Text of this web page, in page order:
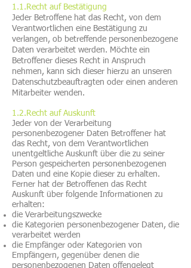
1.1.Recht auf Bestätigung
Jeder Betroffene hat das Recht, von dem
Verantwortlichen eine Bestätigung zu
verlangen, ob betreffende personenbezogene
Daten verarbeitet werden. Möchte ein
Betroffener dieses Recht in Anspruch
nehmen, kann sich dieser hierzu an unseren
Datenschutzbeauftragten oder einen anderen
Mitarbeiter wenden.
1.2.Recht auf Auskunft
Jeder von der Verarbeitung
personenbezogener Daten Betroffener hat
das Recht, von dem Verantwortlichen
unentgeltliche Auskunft über die zu seiner
Person gespeicherten personenbezogenen
Daten und eine Kopie dieser zu erhalten.
Ferner hat der Betroffenen das Recht
Auskunft über folgende Informationen zu
erhalten:
die Verarbeitungszwecke
die Kategorien personenbezogener Daten, die
verarbeitet werden
die Empfänger oder Kategorien von
Empfängern, gegenüber denen die
personenbezogenen Daten offengelegt